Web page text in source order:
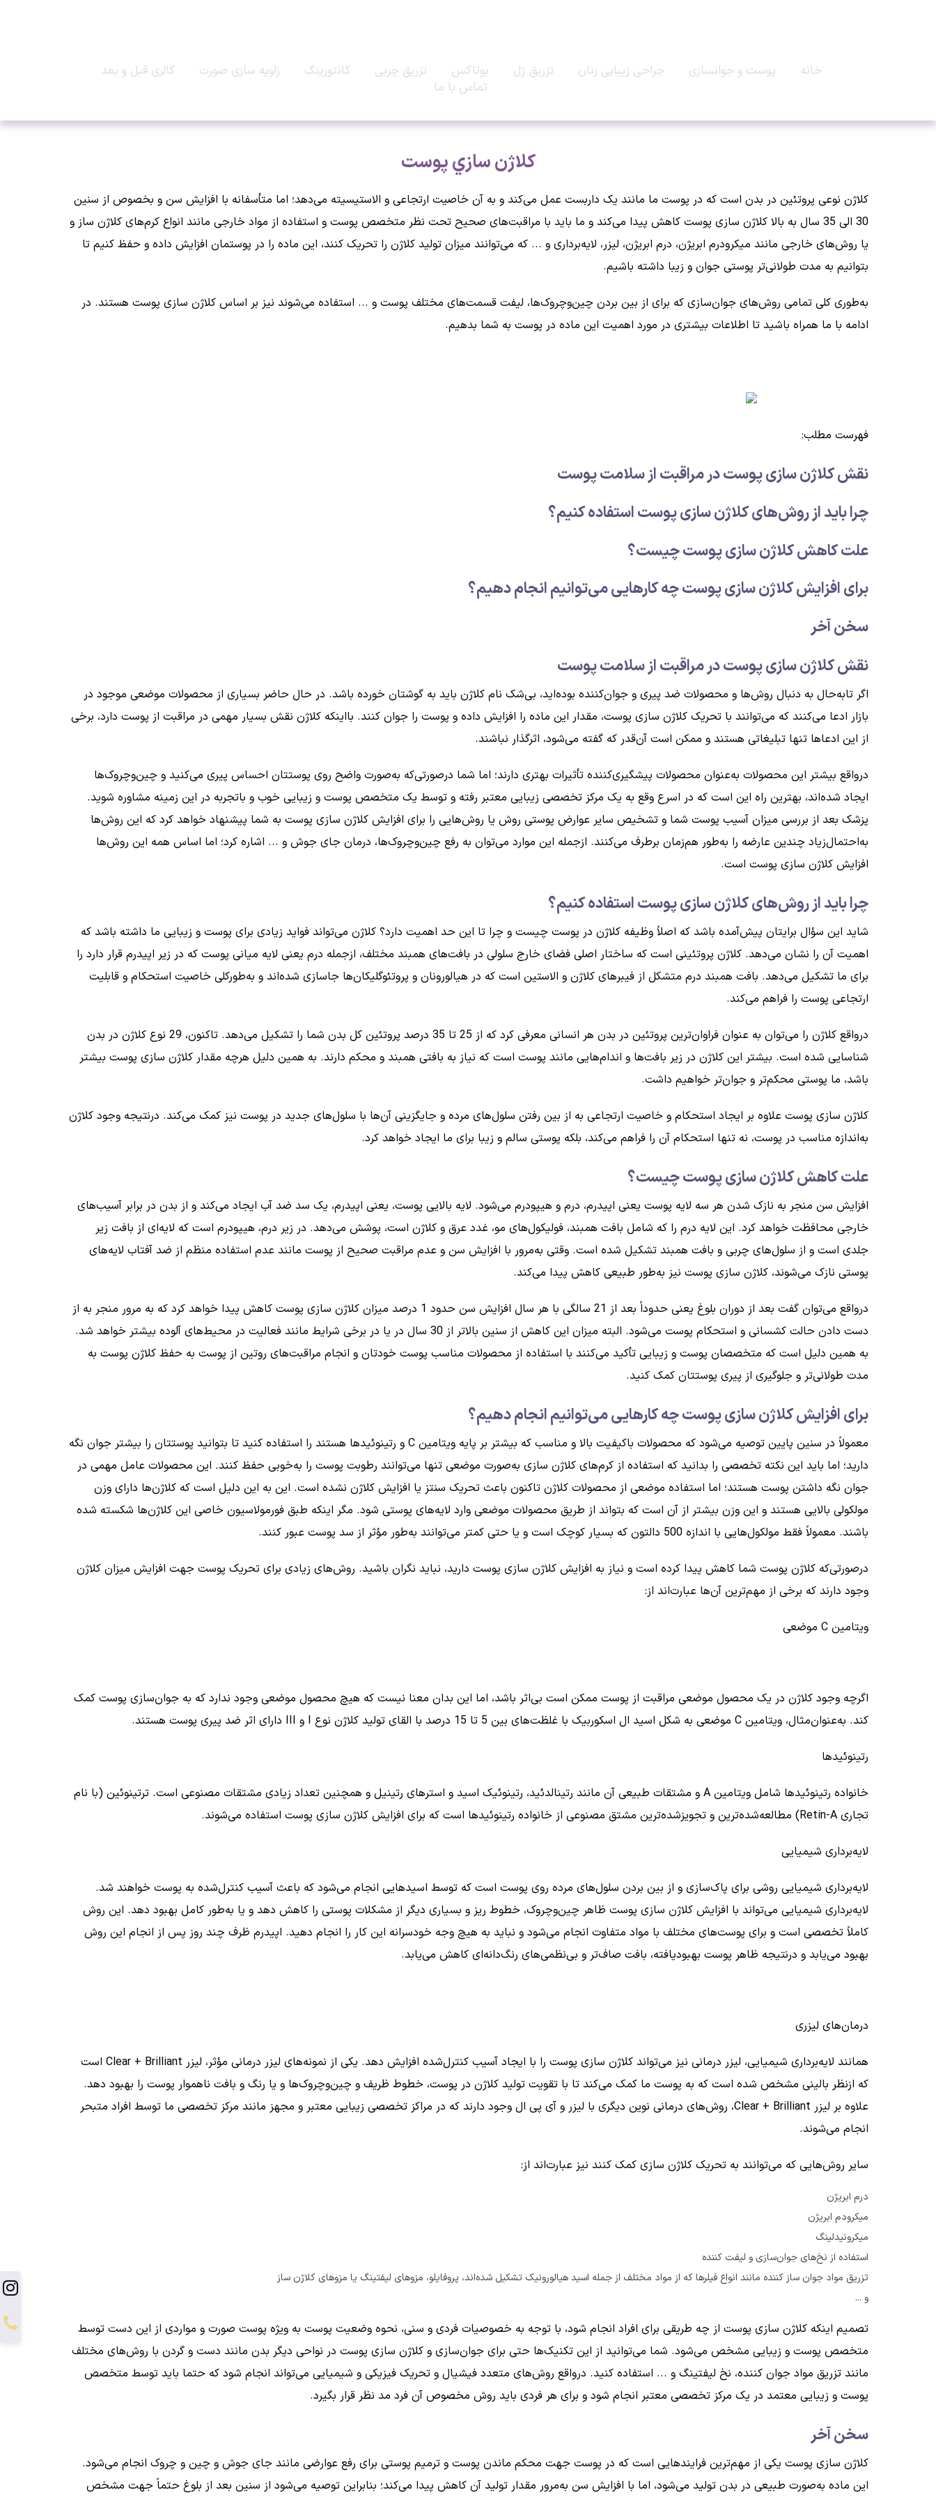
خانه پوست و جوانسازی جراحی زیبایی زنان تزریق ژل بوتاکس تزریق چربی کانتورینگ زاویه سازی صورت
گالری قبل و بعد
تماس با ما
كلاژن سازي پوست
کلاژن نوعی پروتئین در بدن است که در پوست ما مانند یک داربست عمل می‌کند و به آن خاصیت ارتجاعی و الاستیسیته می‌دهد؛ اما متأسفانه با افزایش سن و بخصوص از سنین
30 الی 35 سال به بالا کلاژن سازی پوست کاهش پیدا می‌کند و ما باید با مراقبت‌های صحیح تحت نظر متخصص پوست و استفاده از مواد خارجی مانند انواع کرم‌های کلاژن ساز و
یا روش‌های خارجی مانند میکرودرم ابریژن، درم ابریژن، لیزر، لایه‌برداری و ... که می‌توانند میزان تولید کلاژن را تحریک کنند، این ماده را در پوستمان افزایش داده و حفظ کنیم تا
بتوانیم به مدت طولانی‌تر پوستی جوان و زیبا داشته باشیم.
به‌طوری کلی تمامی روش‌های جوان‌سازی که برای از بین بردن چین‌وچروک‌ها، لیفت قسمت‌های مختلف پوست و ... استفاده می‌شوند نیز بر اساس کلاژن سازی پوست هستند. در
ادامه با ما همراه باشید تا اطلاعات بیشتری در مورد اهمیت این ماده در پوست به شما بدهیم.
فهرست مطلب:
نقش کلاژن سازی پوست در مراقبت از سلامت پوست
چرا باید از روش‌های کلاژن سازی پوست استفاده کنیم؟
علت کاهش کلاژن سازی پوست چیست؟
برای افزایش کلاژن سازی پوست چه کارهایی می‌توانیم انجام دهیم؟
سخن آخر
نقش کلاژن سازی پوست در مراقبت از سلامت پوست
اگر تابه‌حال به دنبال روش‌ها و محصولات ضد پیری و جوان‌کننده بوده‌اید، بی‌شک نام کلاژن باید به گوشتان خورده باشد. در حال حاضر بسیاری از محصولات موضعی موجود در
بازار ادعا می‌کنند که می‌توانند با تحریک کلاژن سازی پوست، مقدار این ماده را افزایش داده و پوست را جوان کنند. بااینکه کلاژن نقش بسیار مهمی در مراقبت از پوست دارد، برخی
از این ادعاها تنها تبلیغاتی هستند و ممکن است آن‌قدر که گفته می‌شود، اثرگذار نباشند.
درواقع بیشتر این محصولات به‌عنوان محصولات پیشگیری‌کننده تأثیرات بهتری دارند؛ اما شما درصورتی‌که به‌صورت واضح روی پوستتان احساس پیری می‌کنید و چین‌وچروک‌ها
ایجاد شده‌اند، بهترین راه این است که در اسرع وقع به یک مرکز تخصصی زیبایی معتبر رفته و توسط یک متخصص پوست و زیبایی خوب و باتجربه در این زمینه مشاوره شوید.
پزشک بعد از بررسی میزان آسیب پوست شما و تشخیص سایر عوارض پوستی روش یا روش‌هایی را برای افزایش کلاژن سازی پوست به شما پیشنهاد خواهد کرد که این روش‌ها
به‌احتمال‌زیاد چندین عارضه را به‌طور هم‌زمان برطرف می‌کنند. ازجمله این موارد می‌توان به رفع چین‌وچروک‌ها، درمان جای جوش و ... اشاره کرد؛ اما اساس همه این روش‌ها
افزایش کلاژن سازی پوست است.
چرا باید از روش‌های کلاژن سازی پوست استفاده کنیم؟
شاید این سؤال برایتان پیش‌آمده باشد که اصلاً وظیفه کلاژن در پوست چیست و چرا تا این حد اهمیت دارد؟ کلاژن می‌تواند فواید زیادی برای پوست و زیبایی ما داشته باشد که
اهمیت آن را نشان می‌دهد. کلاژن پروتئینی است که ساختار اصلی فضای خارج سلولی در بافت‌های همبند مختلف، ازجمله درم یعنی لایه میانی پوست که در زیر اپیدرم قرار دارد را
برای ما تشکیل می‌دهد. بافت همبند درم متشکل از فیبرهای کلاژن و الاستین است که در هیالورونان و پروتئوگلیکان‌ها جاسازی شده‌اند و به‌طورکلی خاصیت استحکام و قابلیت
ارتجاعی پوست را فراهم می‌کند.
درواقع کلاژن را می‌توان به عنوان فراوان‌ترین پروتئین در بدن هر انسانی معرفی کرد که از 25 تا 35 درصد پروتئین کل بدن شما را تشکیل می‌دهد. تاکنون، 29 نوع کلاژن در بدن
شناسایی شده است. بیشتر این کلاژن در زیر بافت‌ها و اندام‌هایی مانند پوست است که نیاز به بافتی همبند و محکم دارند. به همین دلیل هرچه مقدار کلاژن سازی پوست بیشتر
باشد، ما پوستی محکم‌تر و جوان‌تر خواهیم داشت.
کلاژن سازی پوست علاوه بر ایجاد استحکام و خاصیت ارتجاعی به از بین رفتن سلول‌های مرده و جایگزینی آن‌ها با سلول‌های جدید در پوست نیز کمک می‌کند. درنتیجه وجود کلاژن
به‌اندازه مناسب در پوست، نه‌ تنها استحکام آن را فراهم می‌کند، بلکه پوستی سالم و زیبا برای ما ایجاد خواهد کرد.
علت کاهش کلاژن سازی پوست چیست؟
افزایش سن منجر به نازک شدن هر سه لایه پوست یعنی اپیدرم، درم و هیپودرم می‌شود. لایه بالایی پوست، یعنی اپیدرم، یک سد ضد آب ایجاد می‌کند و از بدن در برابر آسیب‌های
خارجی محافظت خواهد کرد. این لایه درم را که شامل بافت همبند، فولیکول‌های مو، غدد عرق و کلاژن است، پوشش می‌دهد. در زیر درم، هیپودرم است که لایه‌ای از بافت زیر
جلدی است و از سلول‌های چربی و بافت همبند تشکیل شده است. وقتی به‌مرور با افزایش سن و عدم مراقبت صحیح از پوست مانند عدم استفاده منظم از ضد آفتاب لایه‌های
پوستی نازک می‌شوند، کلاژن سازی پوست نیز به‌طور طبیعی کاهش پیدا می‌کند.
درواقع می‌توان گفت بعد از دوران بلوغ یعنی حدوداً بعد از 21 سالگی با هر سال افزایش سن حدود 1 درصد میزان کلاژن سازی پوست کاهش پیدا خواهد کرد که به مرور منجر به از
دست دادن حالت کشسانی و استحکام پوست می‌شود. البته میزان این کاهش از سنین بالاتر از 30 سال در یا در برخی شرایط مانند فعالیت در محیط‌های آلوده بیشتر خواهد شد.
به همین دلیل است که متخصصان پوست و زیبایی تأکید می‌کنند با استفاده از محصولات مناسب پوست خودتان و انجام مراقبت‌های روتین از پوست به حفظ کلاژن پوست به
مدت طولانی‌تر و جلوگیری از پیری پوستتان کمک کنید.
برای افزایش کلاژن سازی پوست چه کارهایی می‌توانیم انجام دهیم؟
معمولاً در سنین پایین توصیه می‌شود که محصولات باکیفیت بالا و مناسب که بیشتر بر پایه ویتامین C و رتینوئیدها هستند را استفاده کنید تا بتوانید پوستتان را بیشتر جوان نگه
دارید؛ اما باید این نکته تخصصی را بدانید که استفاده از کرم‌های کلاژن سازی به‌صورت موضعی تنها می‌توانند رطوبت پوست را به‌خوبی حفظ کنند. این محصولات عامل مهمی در
جوان نگه داشتن پوست هستند؛ اما استفاده موضعی از محصولات کلاژن تاکنون باعث تحریک سنتز یا افزایش کلاژن نشده است. این به این دلیل است که کلاژن‌ها دارای وزن
مولکولی بالایی هستند و این وزن بیشتر از آن است که بتواند از طریق محصولات موضعی وارد لایه‌های پوستی شود. مگر اینکه طبق فورمولاسیون خاصی این کلاژن‌ها شکسته شده
باشند. معمولاً فقط مولکول‌هایی با اندازه 500 دالتون که بسیار کوچک است و یا حتی کمتر می‌توانند به‌طور مؤثر از سد پوست عبور کنند.
درصورتی‌که کلاژن پوست شما کاهش پیدا کرده است و نیاز به افزایش کلاژن سازی پوست دارید، نباید نگران باشید. روش‌های زیادی برای تحریک پوست جهت افزایش میزان کلاژن
وجود دارند که برخی از مهم‌ترین آن‌ها عبارت‌اند از:
ویتامین C موضعی
اگرچه وجود کلاژن در یک محصول موضعی مراقبت از پوست ممکن است بی‌اثر باشد، اما این بدان معنا نیست که هیچ محصول موضعی وجود ندارد که به جوان‌سازی پوست کمک
کند. به‌عنوان‌مثال، ویتامین C موضعی به شکل اسید ال اسکوربیک با غلظت‌های بین 5 تا 15 درصد با القای تولید کلاژن نوع I و III دارای اثر ضد پیری پوست هستند.
رتینوئیدها
خانواده رتینوئیدها شامل ویتامین A و مشتقات طبیعی آن مانند رتینالدئید، رتینوئیک اسید و استرهای رتینیل و همچنین تعداد زیادی مشتقات مصنوعی است. ترتینوئین (با نام
تجاری Retin-A) مطالعه‌شده‌ترین و تجویز‌شده‌ترین مشتق مصنوعی از خانواده رتینوئیدها است که برای افزایش کلاژن سازی پوست استفاده می‌شوند.
لایه‌برداری شیمیایی
لایه‌برداری شیمیایی روشی برای پاک‌سازی و از بین بردن سلول‌های مرده روی پوست است که توسط اسیدهایی انجام می‌شود که باعث آسیب کنترل‌شده به پوست خواهند شد.
لایه‌برداری شیمیایی می‌تواند با افزایش کلاژن سازی پوست ظاهر چین‌وچروک، خطوط ریز و بسیاری دیگر از مشکلات پوستی را کاهش دهد و یا به‌طور کامل بهبود دهد. این روش
کاملاً تخصصی است و برای پوست‌های مختلف با مواد متفاوت انجام می‌شود و نباید به هیچ وجه خودسرانه این کار را انجام دهید. اپیدرم ظرف چند روز پس از انجام این روش
بهبود می‌یابد و درنتیجه ظاهر پوست بهبودیافته، بافت صاف‌تر و بی‌نظمی‌های رنگ‌دانه‌ای کاهش می‌یابد.
درمان‌های لیزری
همانند لایه‌برداری شیمیایی، لیزر درمانی نیز می‌تواند کلاژن سازی پوست را با ایجاد آسیب کنترل‌شده افزایش دهد. یکی از نمونه‌های لیزر درمانی مؤثر، لیزر Clear + Brilliant است
که ازنظر بالینی مشخص شده است که به پوست ما کمک می‌کند تا با تقویت تولید کلاژن در پوست، خطوط ظریف و چین‌وچروک‌ها و یا رنگ و بافت ناهموار پوست را بهبود دهد.
علاوه بر لیزر Clear + Brilliant، روش‌های درمانی نوین دیگری با لیزر و آی پی ال وجود دارند که در مراکز تخصصی زیبایی معتبر و مجهز مانند مرکز تخصصی ما توسط افراد متبحر
انجام می‌شوند.
سایر روش‌هایی که می‌توانند به تحریک کلاژن سازی کمک کنند نیز عبارت‌اند از:
درم ابریژن
میکرودم ابریژن
میکرونیدلینگ
استفاده از نخ‌های جوان‌سازی و لیفت کننده
تزریق مواد جوان ساز کننده مانند انواع فیلرها که از مواد مختلف از جمله اسید هیالورونیک تشکیل شده‌اند، پروفایلو، مزوهای لیفتینگ یا مزوهای کلاژن ساز
و ...
تصمیم اینکه کلاژن سازی پوست از چه طریقی برای افراد انجام شود، با توجه به خصوصیات فردی و سنی، نحوه وضعیت پوست به ویژه پوست صورت و مواردی از این دست توسط
متخصص پوست و زیبایی مشخص می‌شود. شما می‌توانید از این تکنیک‌ها حتی برای جوان‌سازی و کلاژن سازی پوست در نواحی دیگر بدن مانند دست و گردن با روش‌های مختلف
مانند تزریق مواد جوان کننده، نخ لیفتینگ و ... استفاده کنید. درواقع روش‌های متعدد فیشیال و تحریک فیزیکی و شیمیایی می‌تواند انجام شود که حتما باید توسط متخصص
پوست و زیبایی معتمد در یک مرکز تخصصی معتبر انجام شود و برای هر فردی باید روش مخصوص آن فرد مد نظر قرار بگیرد.
سخن آخر
کلاژن سازی پوست یکی از مهم‌ترین فرایندهایی است که در پوست جهت محکم ماندن پوست و ترمیم پوستی برای رفع عوارضی مانند جای جوش و چین و چروک انجام می‌شود.
این ماده به‌صورت طبیعی در بدن تولید می‌شود، اما با افزایش سن به‌مرور مقدار تولید آن کاهش پیدا می‌کند؛ بنابراین توصیه می‌شود از سنین بعد از بلوغ حتماً جهت مشخص